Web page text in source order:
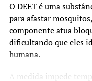
HPV e o sarampo.
O prazo da estratégia
o HPV foi ampliado até
adolescentes de 15 a
O DEET é uma
para afastar
componente atua
dificultando que eles
humana.
A medida impede